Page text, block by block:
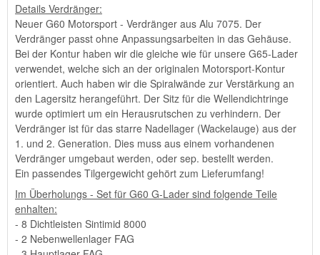
Details Verdränger:
Neuer G60 Motorsport - Verdränger aus Alu 7075. Der
Verdränger passt ohne Anpassungsarbeiten in das Gehäuse.
Bei der Kontur haben wir die gleiche wie für unsere G65-Lader
verwendet, welche sich an der originalen Motorsport-Kontur
orientiert. Auch haben wir die Spiralwände zur Verstärkung an
den Lagersitz herangeführt. Der Sitz für die Wellendichtringe
wurde optimiert um ein Herausrutschen zu verhindern. Der
Verdränger ist für das starre Nadellager (Wackelauge) aus der
1. und 2. Generation. Dies muss aus einem vorhandenen
Verdränger umgebaut werden, oder sep. bestellt werden.
Ein passendes Tilgergewicht gehört zum Lieferumfang!
Im Überholungs - Set für G60 G-Lader sind folgende Teile
enhalten:
- 8 Dichtleisten Sintimid 8000
- 2 Nebenwellenlager FAG